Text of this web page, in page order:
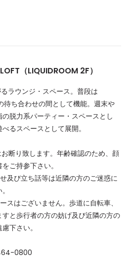
（LIQUIDROOM 2F）
ラウンジ・スペース。普段は
待ち合わせの間として機能。週末や
脱力系パーティー・スペースとし
るスペースとして展開。
断り致します。年齢確認のため、顔
ご持参下さい。
及び立ち話等は近隣の方のご迷惑に
スはございません。歩道に自転車、
と歩行者の方の妨げ及び近隣の方の
下さい。
0800